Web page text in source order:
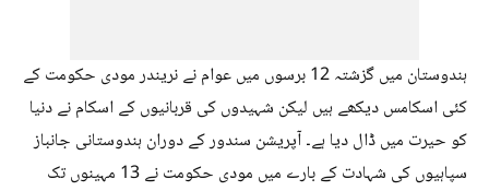
ہندوستان میں گزشتہ 12 برسوں میں عوام نے نریندر مودی حکومت کے
کئی اسکامس دیکھے ہیں لیکن شہیدوں کی قربانیوں کے اسکام نے دنیا
کو حیرت میں ڈال دیا ہے۔ آپریشن سندور کے دوران ہندوستانی جانباز
سپاہیوں کی شہادت کے بارے میں مودی حکومت نے 13 مہینوں تک